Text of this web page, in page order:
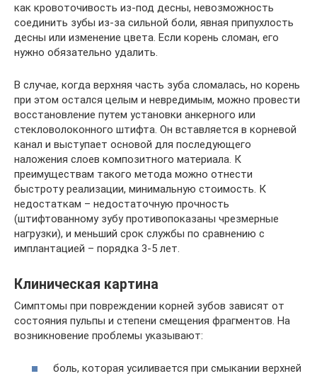
как кровоточивость из-под десны, невозможность
соединить зубы из-за сильной боли, явная припухлость
десны или изменение цвета. Если корень сломан, его
нужно обязательно удалить.
В случае, когда верхняя часть зуба сломалась, но корень
при этом остался целым и невредимым, можно провести
восстановление путем установки анкерного или
стекловолоконного штифта. Он вставляется в корневой
канал и выступает основой для последующего
наложения слоев композитного материала. К
преимуществам такого метода можно отнести
быстроту реализации, минимальную стоимость. К
недостаткам – недостаточную прочность
(штифтованному зубу противопоказаны чрезмерные
нагрузки), и меньший срок службы по сравнению с
имплантацией – порядка 3-5 лет.
Клиническая картина
Симптомы при повреждении корней зубов зависят от
состояния пульпы и степени смещения фрагментов. На
возникновение проблемы указывают:
боль, которая усиливается при смыкании верхней